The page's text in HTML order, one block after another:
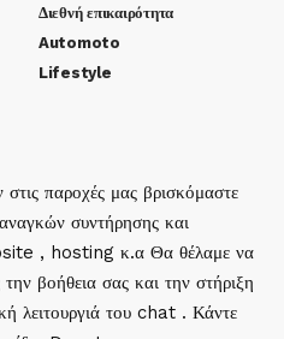
Διεθνή επικαιρότητα
Automoto
Lifestyle
παροχές μας βρισκόμαστε
συντήρησης και
, hosting κ.α Θα θέλαμε να
βοήθεια σας και την στήριξη
λειτουργιά του chat . Κάντε